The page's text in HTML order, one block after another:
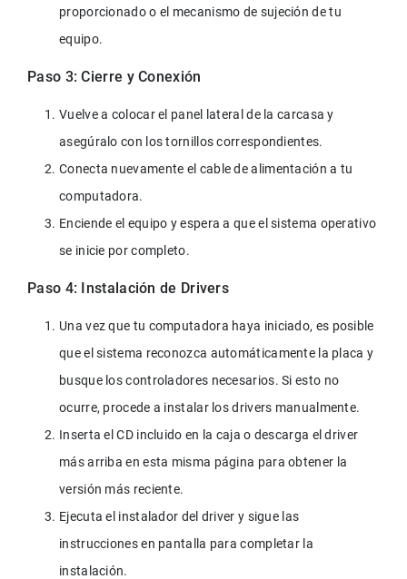
proporcionado o el mecanismo de sujeción de tu
equipo.
Paso 3: Cierre y Conexión
Vuelve a colocar el panel lateral de la carcasa y
asegúralo con los tornillos correspondientes.
Conecta nuevamente el cable de alimentación a tu
computadora.
Enciende el equipo y espera a que el sistema operativo
se inicie por completo.
Paso 4: Instalación de Drivers
Una vez que tu computadora haya iniciado, es posible
que el sistema reconozca automáticamente la placa y
busque los controladores necesarios. Si esto no
ocurre, procede a instalar los drivers manualmente.
Inserta el CD incluido en la caja o descarga el driver
más arriba en esta misma página para obtener la
versión más reciente.
Ejecuta el instalador del driver y sigue las
instrucciones en pantalla para completar la
instalación.